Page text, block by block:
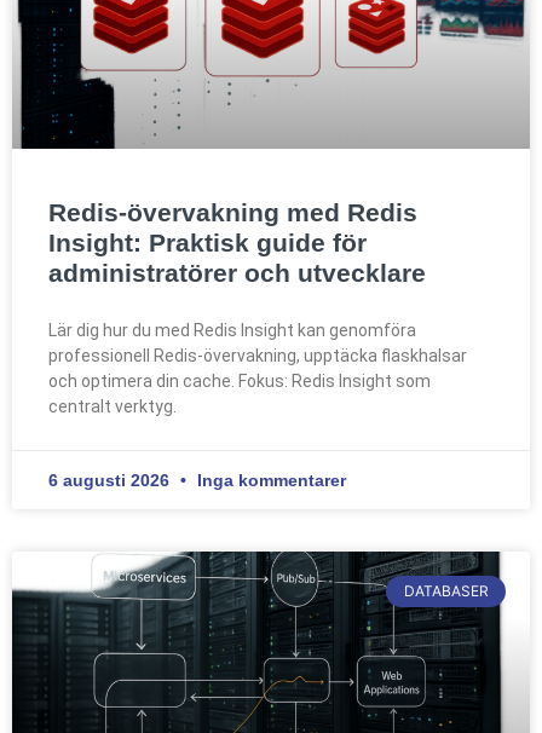
Redis-övervakning med Redis
Insight: Praktisk guide för
administratörer och utvecklare
Lär dig hur du med Redis Insight kan genomföra
professionell Redis-övervakning, upptäcka flaskhalsar
och optimera din cache. Fokus: Redis Insight som
centralt verktyg.
6 augusti 2026 Inga kommentarer
DATABASER